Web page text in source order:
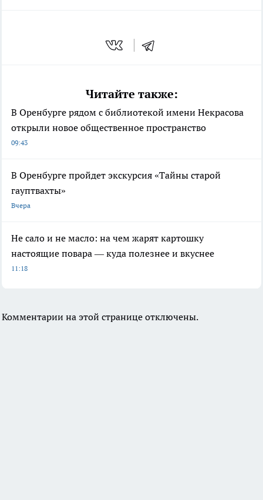
Читайте также:
В Оренбурге рядом с библиотекой имени Некрасова
открыли новое общественное пространство
09:43
В Оренбурге пройдет экскурсия «Тайны старой
гауптвахты»
Вчера
Не сало и не масло: на чем жарят картошку
настоящие повара — куда полезнее и вкуснее
11:18
Комментарии на этой странице отключены.